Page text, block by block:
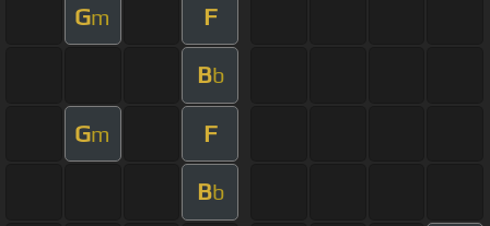
Gm F
Bb
Gm F
Bb